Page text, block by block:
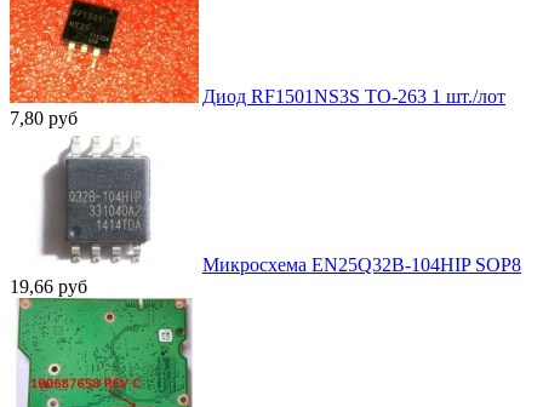
Диод RF1501NS3S TO-263 1 шт./лот
7,80 руб
Микросхема EN25Q32B-104HIP SOP8
19,66 руб